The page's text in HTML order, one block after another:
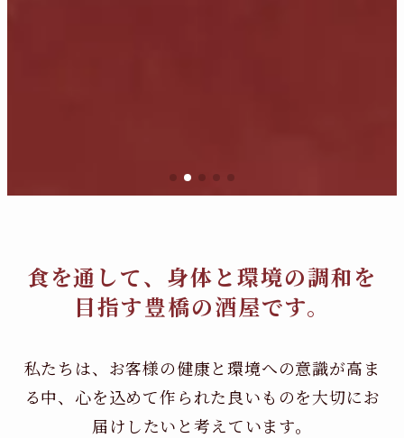
食を通して、身体と環境の調和を
目指す豊橋の酒屋です。
私たちは、お客様の健康と環境への意識が高ま
る中、 心を込めて作られた良いものを大切にお
届けしたいと考えています。